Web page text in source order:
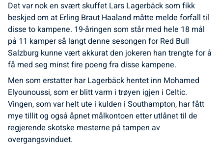
Det var nok en svært skuffet Lars Lagerbäck som fikk
beskjed om at Erling Braut Haaland måtte melde forfall til
disse to kampene. 19-åringen som står med hele 18 mål
på 11 kamper så langt denne sesongen for Red Bull
Salzburg kunne vært akkurat den jokeren han trengte for å
få med seg minst fire poeng fra disse kampene.
Men som erstatter har Lagerbäck hentet inn Mohamed
Elyounoussi, som er blitt varm i trøyen igjen i Celtic.
Vingen, som var helt ute i kulden i Southampton, har fått
mye tillit og også åpnet målkontoen etter utlånet til de
regjerende skotske mesterne på tampen av
overgangsvinduet.